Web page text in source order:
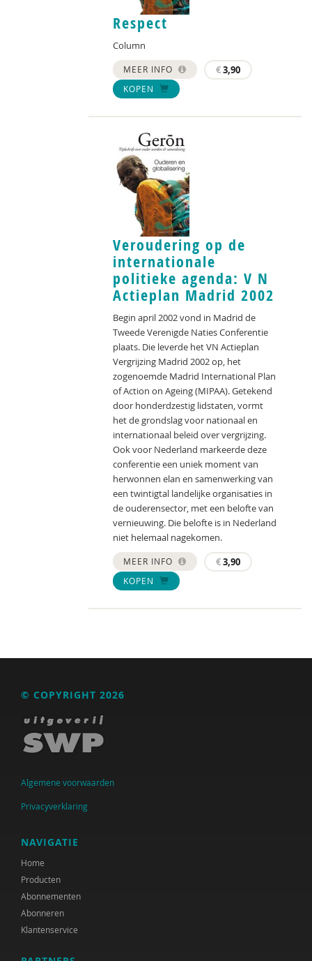
Respect
Column
MEER INFO €3,90
KOPEN
Veroudering op de
internationale
politieke agenda: V N
Actieplan Madrid 2002
Begin april 2002 vond in Madrid de
Tweede Verenigde Naties Conferentie
plaats. Die leverde het VN Actieplan
Vergrijzing Madrid 2002 op, het
zogenoemde Madrid International Plan
of Action on Ageing (MIPAA). Getekend
door honderdzestig lidstaten, vormt
het de grondslag voor nationaal en
internationaal beleid over vergrijzing.
Ook voor Nederland markeerde deze
conferentie een uniek moment van
herwonnen elan en samenwerking van
een twintigtal landelijke organisaties in
de ouderensector, met een belofte van
vernieuwing. Die belofte is in Nederland
niet helemaal nagekomen.
MEER INFO €3,90
KOPEN
© COPYRIGHT 2026
Algemene voorwaarden
Privacyverklaring
NAVIGATIE
Home
Producten
Abonnementen
Abonneren
Klantenservice